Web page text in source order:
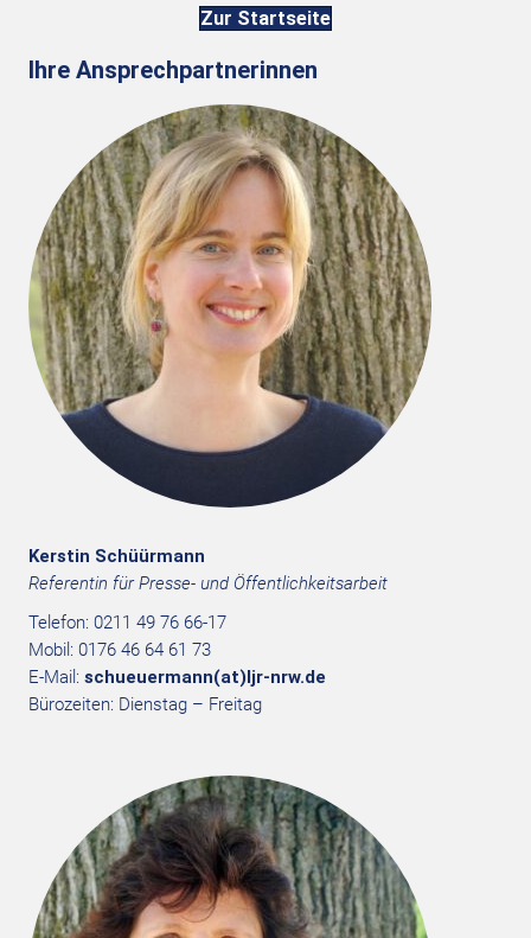
Zur Startseite
Ihre Ansprechpartnerinnen
Kerstin Schüürmann
Referentin für Presse- und Öffentlichkeitsarbeit
Telefon: 0211 49 76 66-17
Mobil: 0176 46 64 61 73
E-Mail: schueuermann(at)ljr-nrw.de
Bürozeiten: Dienstag – Freitag